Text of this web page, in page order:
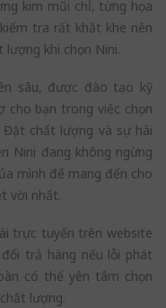
kim mũi chỉ, từng họa
tra rất khắt khe nên
khi chọn Nini.
sâu, được đào tạo kỹ
cho bạn trong việc chọn
chất lượng và sự hài
Nini đang không ngừng
mình để mang đến cho
vời nhất.
trực tuyến trên website
trả hàng nếu lỗi phát
có thể yên tâm chọn
lượng.